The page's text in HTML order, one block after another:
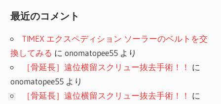
最近のコメント
TIMEX エクスペディション ソーラーのベルトを交
換してみる にonomatopee55 より
［骨延長］遠位横留スクリュー抜去手術！！ に
onomatopee55 より
［骨延長］遠位横留スクリュー抜去手術！！ に